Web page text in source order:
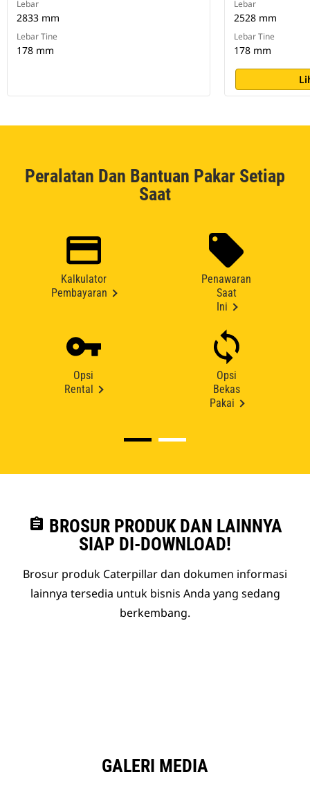
Lebar
2833 mm
Lebar Tine
178 mm
Lebar
2528 mm
Lebar Tine
178 mm
Peralatan Dan Bantuan Pakar Setiap
Saat
Kalkulator
Pembayaran
Penawaran
Saat
Ini
Opsi
Rental
Opsi
Bekas
Pakai
assignment BROSUR PRODUK DAN LAINNYA
SIAP DI-DOWNLOAD!
Brosur produk Caterpillar dan dokumen informasi
lainnya tersedia untuk bisnis Anda yang sedang
berkembang.
GALERI MEDIA